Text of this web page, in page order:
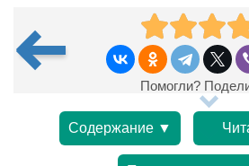
Помогли?
Содержание ▼